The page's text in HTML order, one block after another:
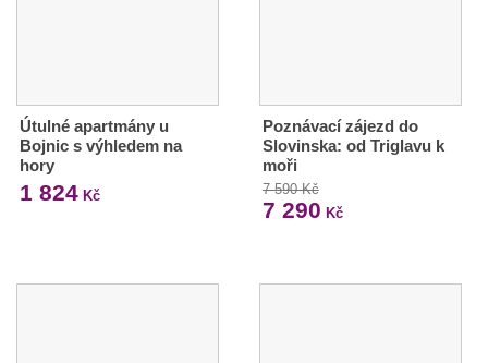
Útulné apartmány u
Bojnic s výhledem na
hory
1 824 Kč
Poznávací zájezd do
Slovinska: od Triglavu k
moři
7 590 Kč
7 290 Kč